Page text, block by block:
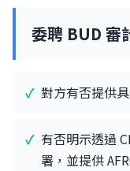
委聘 BUD 審
對方有否提供
有否明示透過
署，並提供